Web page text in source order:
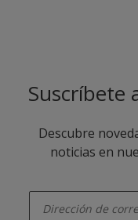
Suscríbete
Descubre
noticias en